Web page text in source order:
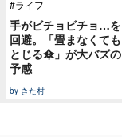
#ライフ
手がビチョビチョ…を
回避。「畳まなくても
とじる傘」が大バズの
予感
by きた村